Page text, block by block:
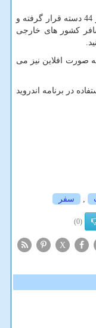
در این اپ کاربردی بیش از 5900 واحد پول در 44 دسته قرار گرفته و
کشور های خارجی
صورت افلاین نیز می
در برنامه اندروید
, سفر
(0)
X